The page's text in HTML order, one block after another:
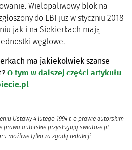
Wielopaliwowy blok na
do EBI już w styczniu 2018
jak i na Siekierkach mają
węglowe.
ma jakiekolwiek szanse
O tym w dalszej części artykułu
Ustawy 4 lutego 1994 r. o prawie autorskim
prawa autorskie przysługują swiatoze.pl.
możliwe tylko za zgodą redakcji.